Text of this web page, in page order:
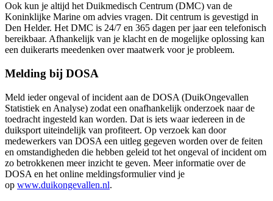
Ook kun je altijd het Duikmedisch Centrum (DMC) van de
Koninklijke Marine om advies vragen. Dit centrum is gevestigd in
Den Helder. Het DMC is 24/7 en 365 dagen per jaar een telefonisch
bereikbaar. Afhankelijk van je klacht en de mogelijke oplossing kan
een duikerarts meedenken over maatwerk voor je probleem.
Melding bij DOSA
Meld ieder ongeval of incident aan de DOSA (DuikOngevallen
Statistiek en Analyse) zodat een onafhankelijk onderzoek naar de
toedracht ingesteld kan worden. Dat is iets waar iedereen in de
duiksport uiteindelijk van profiteert. Op verzoek kan door
medewerkers van DOSA een uitleg gegeven worden over de feiten
en omstandigheden die hebben geleid tot het ongeval of incident om
zo betrokkenen meer inzicht te geven. Meer informatie over de
DOSA en het online meldingsformulier vind je
op www.duikongevallen.nl.